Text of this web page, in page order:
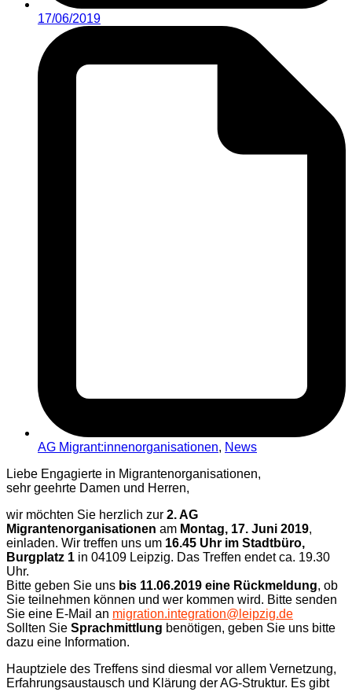
17/06/2019
AG Migrant:innenorganisationen, News
Liebe Engagierte in Migrantenorganisationen,
sehr geehrte Damen und Herren,
wir möchten Sie herzlich zur 2. AG
Migrantenorganisationen am Montag, 17. Juni 2019,
einladen. Wir treffen uns um 16.45 Uhr im Stadtbüro,
Burgplatz 1 in 04109 Leipzig. Das Treffen endet ca. 19.30
Uhr.
Bitte geben Sie uns bis 11.06.2019 eine Rückmeldung, ob
Sie teilnehmen können und wer kommen wird. Bitte senden
Sie eine E-Mail an migration.integration@leipzig.de
Sollten Sie Sprachmittlung benötigen, geben Sie uns bitte
dazu eine Information.
Hauptziele des Treffens sind diesmal vor allem Vernetzung,
Erfahrungsaustausch und Klärung der AG-Struktur. Es gibt